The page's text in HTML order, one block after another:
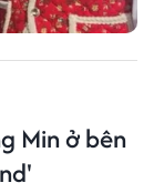
Min ở bên